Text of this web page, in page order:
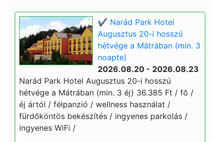
✔️ Narád Park Hotel
Augusztus 20-i hosszú
hétvége a Mátrában (min. 3
noapte)
2026.08.20 - 2026.08.23
Narád Park Hotel Augusztus 20-i hosszú
hétvége a Mátrában (min. 3 éj) 36.385 Ft / fő /
éj ártól / félpanzió / wellness használat /
fürdőköntös bekészítés / ingyenes parkolás /
ingyenes WiFi /